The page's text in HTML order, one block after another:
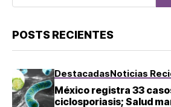
POSTS RECIENTES
DestacadasNoticias
México registra 33
ciclosporiasis; Salud